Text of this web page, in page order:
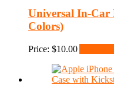
Universal In-Car
Colors)
Price: $10.00